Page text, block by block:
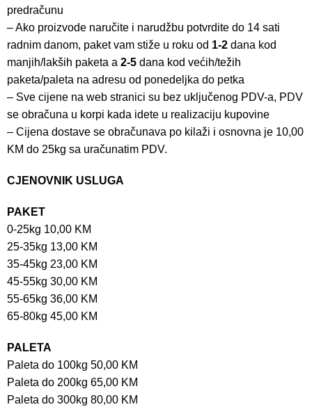
predračunu
– Ako proizvode naručite i narudžbu potvrdite do 14 sati
radnim danom, paket vam stiže u roku od 1-2 dana kod
manjih/lakših paketa a 2-5 dana kod većih/težih
paketa/paleta na adresu od ponedeljka do petka
– Sve cijene na web stranici su bez uključenog PDV-a, PDV
se obračuna u korpi kada idete u realizaciju kupovine
– Cijena dostave se obračunava po kilaži i osnovna je 10,00
KM do 25kg sa uračunatim PDV.
CJENOVNIK USLUGA
PAKET
0-25kg 10,00 KM
25-35kg 13,00 KM
35-45kg 23,00 KM
45-55kg 30,00 KM
55-65kg 36,00 KM
65-80kg 45,00 KM
PALETA
Paleta do 100kg 50,00 KM
Paleta do 200kg 65,00 KM
Paleta do 300kg 80,00 KM